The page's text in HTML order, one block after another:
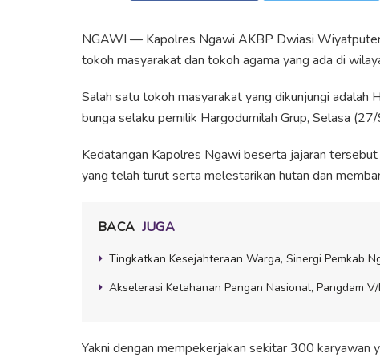
NGAWI — Kapolres Ngawi AKBP Dwiasi
tokoh masyarakat dan tokoh agama yang ada di
Salah satu tokoh masyarakat yang dikunjungi adalah
bunga selaku pemilik Hargodumilah Grup, Selasa
Kedatangan Kapolres Ngawi beserta jajaran
yang telah turut serta melestarikan hutan dan
BACA JUGA
Tingkatkan Kesejahteraan Warga, Sinergi Pemkab
Akselerasi Ketahanan Pangan Nasional, Pangdam
Yakni dengan mempekerjakan sekitar 300 karyawan